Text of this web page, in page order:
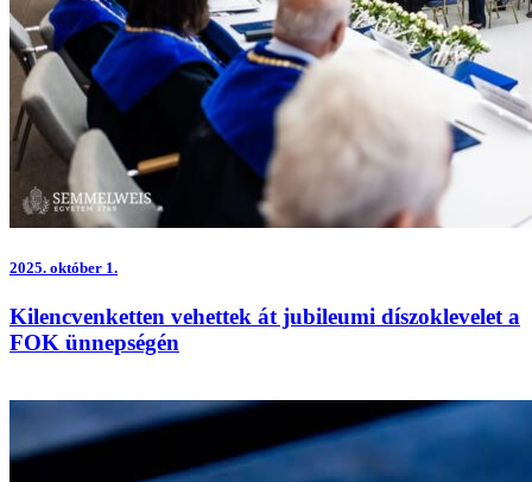
2025. október 1.
Kilencvenketten vehettek át jubileumi díszoklevelet a
FOK ünnepségén